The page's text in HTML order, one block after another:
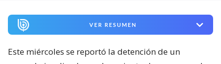
VER RESUMEN
Este miércoles se reportó la detención de un